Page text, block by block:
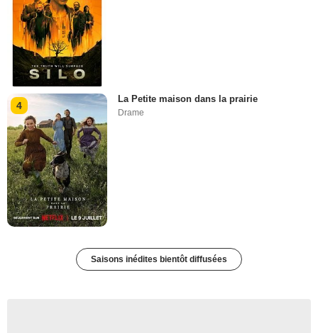
4
La Petite maison dans la prairie
Drame
Saisons inédites bientôt diffusées